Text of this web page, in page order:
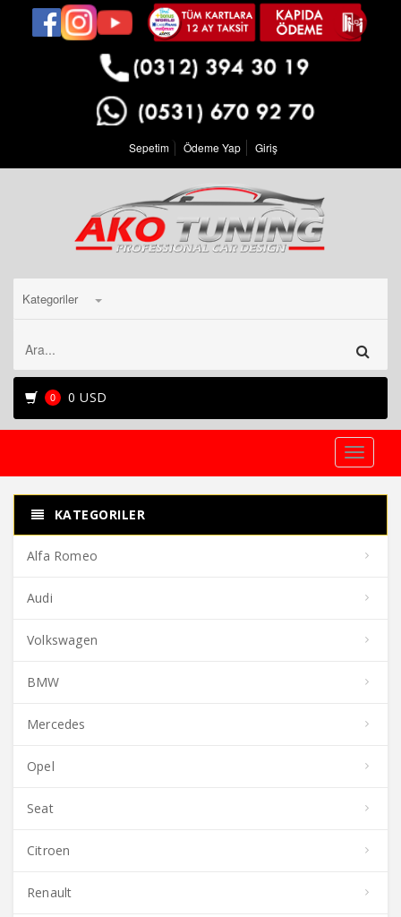
Sepetim Ödeme Yap Giriş
Kategoriler
0 0 USD
Toggle
KATEGORILER
Alfa Romeo
Audi
Volkswagen
BMW
Mercedes
Opel
Seat
Citroen
Renault